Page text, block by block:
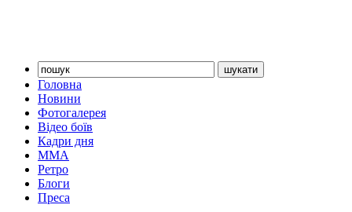
Головна
Новини
Фотогалерея
Відео боїв
Кадри дня
ММА
Ретро
Блоги
Преса